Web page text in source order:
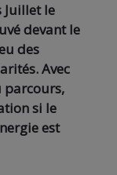
Juillet le
devant le
des
Avec
parcours,
si le
est